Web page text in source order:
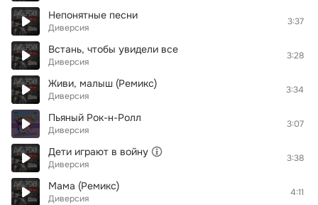
Непонятные песни
Диверсия
3:37
Встань, чтобы увидели все
Диверсия
3:28
Живи, малыш (Ремикс)
Диверсия
3:34
Пьяный Рок-н-Ролл
Диверсия
3:07
Дети играют в войну
Диверсия
3:38
Мама (Ремикс)
Диверсия
4:11